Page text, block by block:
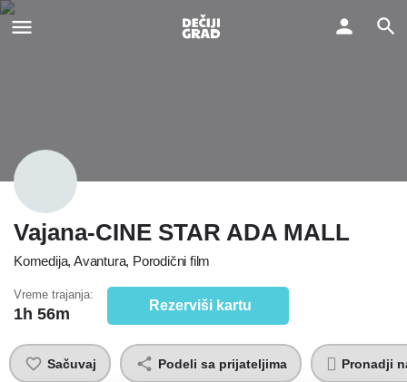
Vajana-CINE STAR ADA MALL
Komedija, Avantura, Porodični film
Vreme trajanja:
1h 56m Rezerviši kartu
Sačuvaj Podeli sa prijateljima Pronadji